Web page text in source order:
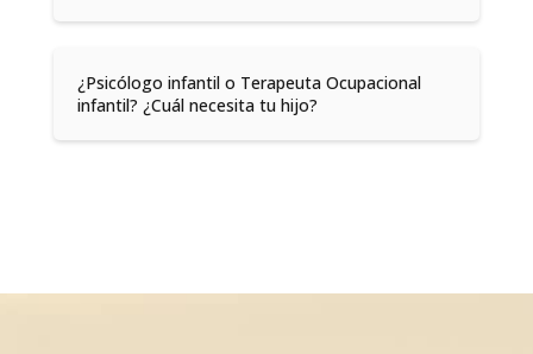
¿Psicólogo infantil o Terapeuta Ocupacional
infantil? ¿Cuál necesita tu hijo?